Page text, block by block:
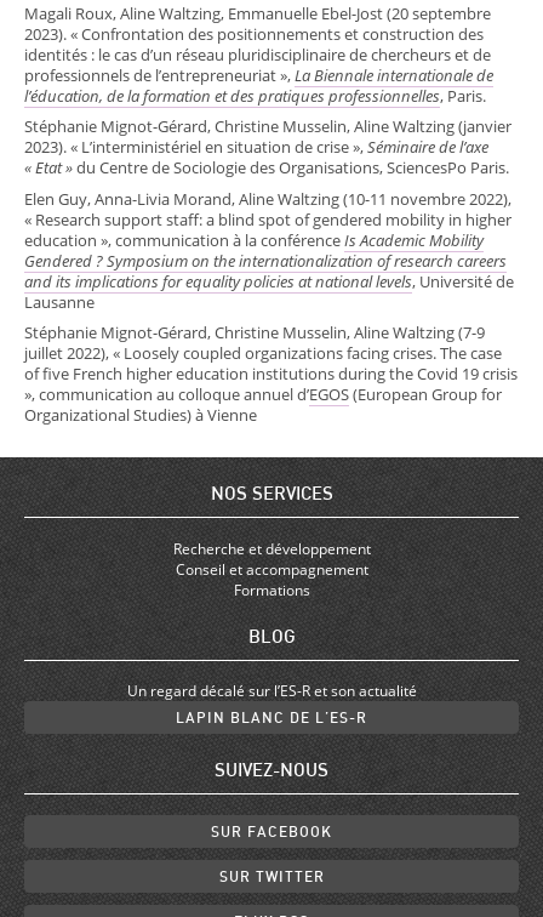
Magali Roux, Aline Waltzing, Emmanuelle Ebel-Jost (20 septembre
2023). « Confrontation des positionnements et construction des
identités : le cas d’un réseau pluridisciplinaire de chercheurs et de
professionnels de l’entrepreneuriat »,La Biennale internationale de
l’éducation, de la formation et des pratiques professionnelles, Paris.
Stéphanie Mignot-Gérard, Christine Musselin, Aline Waltzing (janvier
2023). « L’interministériel en situation de crise »,Séminaire de l’axe
« Etat »du Centre de Sociologie des Organisations, SciencesPo Paris.
Elen Guy, Anna-Livia Morand, Aline Waltzing (10-11 novembre 2022),
« Research support staff: a blind spot of gendered mobility in higher
education », communication à la conférenceIs Academic Mobility
Gendered ? Symposium on the internationalization of research careers
and its implications for equality policies at national levels, Université de
Lausanne
Stéphanie Mignot-Gérard, Christine Musselin, Aline Waltzing (7-9
juillet 2022), « Loosely coupled organizations facing crises. The case
of five French higher education institutions during the Covid 19 crisis
», communication au colloque annuel d’EGOS(European Group for
Organizational Studies) à Vienne
NOS SERVICES
Recherche et développement
Conseil et accompagnement
Formations
BLOG
Un regard décalé sur l’ES-R et son actualité
LAPIN BLANC DE L’ES-R
SUIVEZ-NOUS
SUR FACEBOOK
SUR TWITTER